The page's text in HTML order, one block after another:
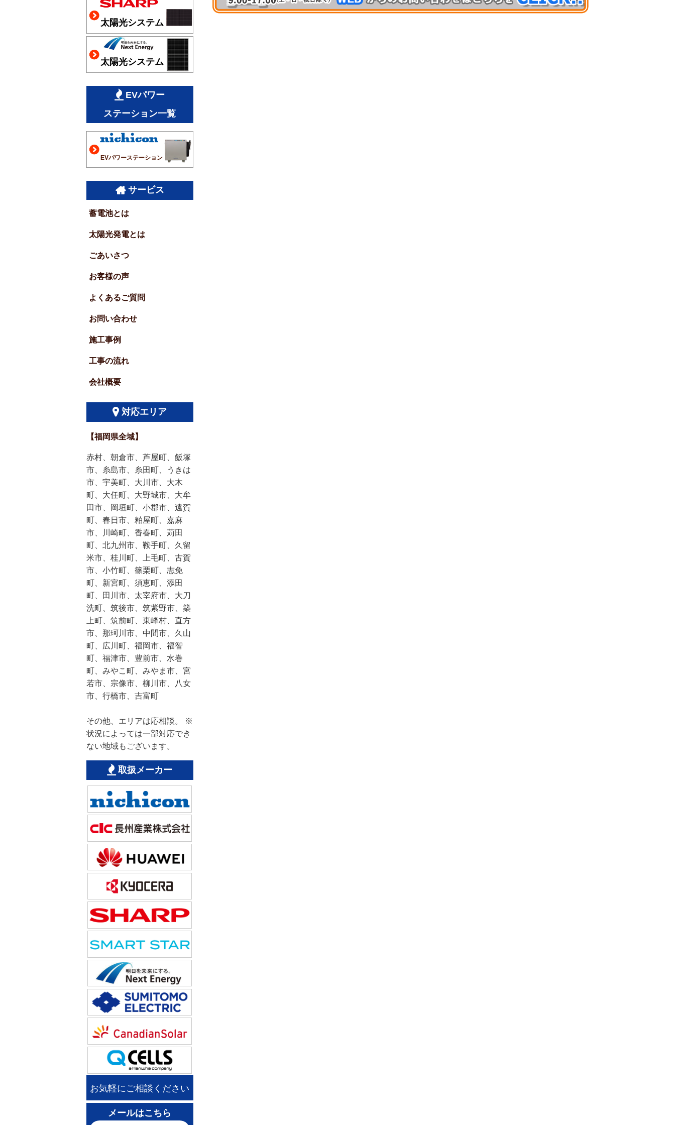
太陽光システム
太陽光システム
EVパワー
ステーション一覧
EVパワーステーション
サービス
蓄電池とは
太陽光発電とは
ごあいさつ
お客様の声
よくあるご質問
お問い合わせ
施工事例
工事の流れ
会社概要
対応エリア
【福岡県全域】
赤村、朝倉市、芦屋町、飯塚
市、糸島市、糸田町、うきは
市、宇美町、大川市、大木
町、大任町、大野城市、大牟
田市、岡垣町、小郡市、遠賀
町、春日市、粕屋町、嘉麻
市、川崎町、香春町、苅田
町、北九州市、鞍手町、久留
米市、桂川町、上毛町、古賀
市、小竹町、篠栗町、志免
町、新宮町、須恵町、添田
町、田川市、太宰府市、大刀
洗町、筑後市、筑紫野市、築
上町、筑前町、東峰村、直方
市、那珂川市、中間市、久山
町、広川町、福岡市、福智
町、福津市、豊前市、水巻
町、みやこ町、みやま市、宮
若市、宗像市、柳川市、八女
市、行橋市、吉富町
その他、エリアは応相談。 ※
状況によっては一部対応でき
ない地域もございます。
取扱メーカー
お気軽にご相談ください
メールはこちら